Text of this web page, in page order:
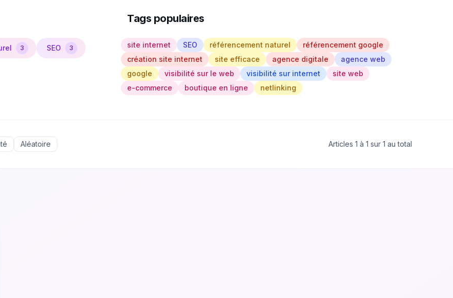
3 SEO 3
Tags populaires
site internet SEO référencement naturel
référencement google
création site internet
site efficace agence digitale
agence web
google
visibilité sur le web visibilité sur internet
site web
e-commerce
boutique en ligne netlinking
Aléatoire Articles 1 à 1 sur 1 au total